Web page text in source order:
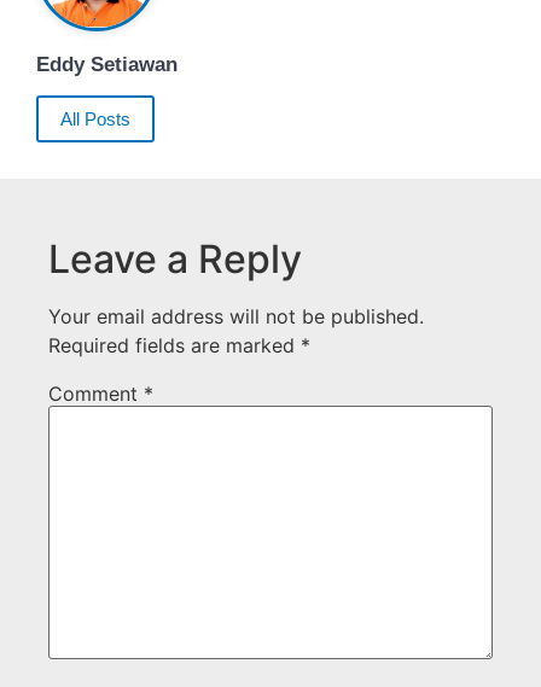
Eddy Setiawan
All Posts
Leave a Reply
Your email address will not be published.
Required fields are marked *
Comment *